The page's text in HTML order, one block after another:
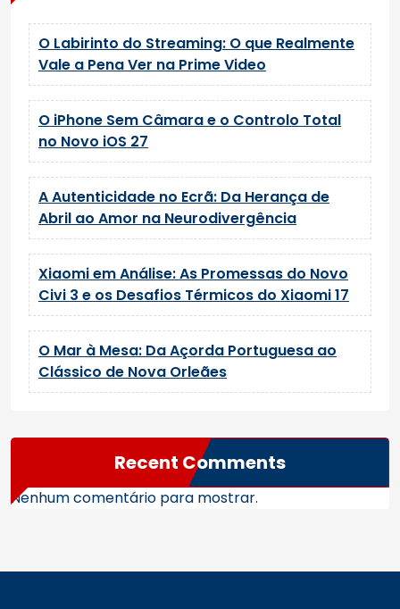
O Labirinto do Streaming: O que Realmente
Vale a Pena Ver na Prime Video
O iPhone Sem Câmara e o Controlo Total
no Novo iOS 27
A Autenticidade no Ecrã: Da Herança de
Abril ao Amor na Neurodivergência
Xiaomi em Análise: As Promessas do Novo
Civi 3 e os Desafios Térmicos do Xiaomi 17
O Mar à Mesa: Da Açorda Portuguesa ao
Clássico de Nova Orleães
Recent Comments
Nenhum comentário para mostrar.